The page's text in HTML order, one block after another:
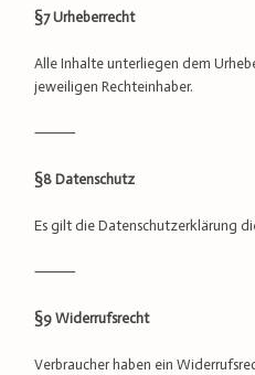
§7 Urheberrecht
Alle Inhalte unterliegen dem
jeweiligen Rechteinhaber.
⸻
§8 Datenschutz
Es gilt die Datenschutzerklärung
⸻
§9 Widerrufsrecht
Verbraucher haben ein